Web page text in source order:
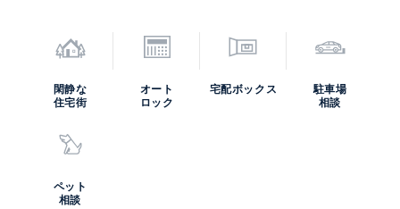
閑静な
住宅街
オート
ロック
宅配ボックス
駐車場
相談
ペット
相談